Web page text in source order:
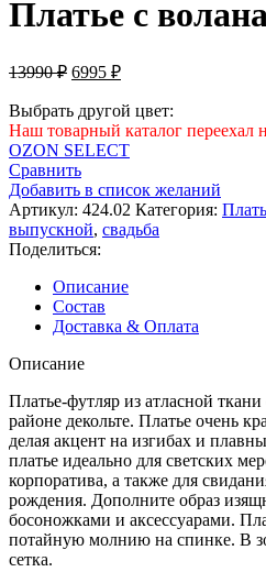
Платье с
13990₽ Первоначальная
составляла
13990 ₽.
6995 ₽Текущая
6995 ₽.
Выбрать другой цвет:
Наш товарный каталог переехал
OZON SELECT
Сравнить
Добавить в список желаний
Артикул: 424.02 Категория:
выпускной, свадьба
Поделиться:
Описание
Состав
Доставка & Оплата
Описание
Платье-футляр из атласной
районе декольте. Платье очень
делая акцент на изгибах и
платье идеально для светских
корпоратива, а также для
рождения. Дополните образ
босоножками и аксессуарами.
потайную молнию на спинке. В
сетка.